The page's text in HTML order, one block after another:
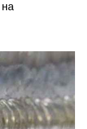
на